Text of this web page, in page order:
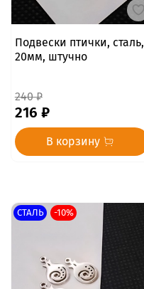
Подвески птички, сталь,
20мм, штучно
240 ₽
216 ₽
В корзину
СТАЛЬ -10%